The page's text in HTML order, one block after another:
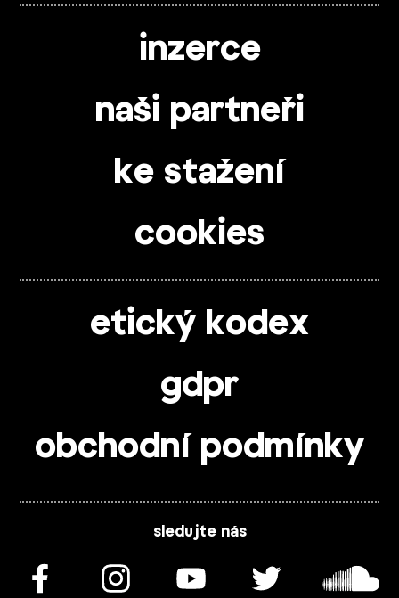
inzerce
naši partneři
ke stažení
cookies
etický kodex
gdpr
obchodní podmínky
sledujte nás